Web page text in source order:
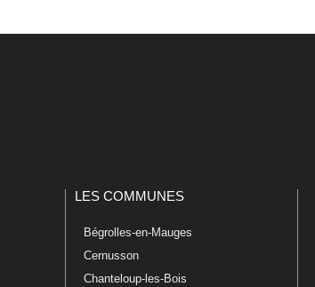
LES COMMUNES
Bégrolles-en-Mauges
Cernusson
Chanteloup-les-Bois